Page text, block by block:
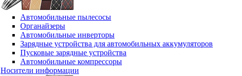
Автомобильные пылесосы
Органайзеры
Автомобильные инверторы
Зарядные устройства для автомобильных аккумуляторов
Пусковые зарядные устройства
Автомобильные компрессоры
Носители информации